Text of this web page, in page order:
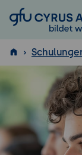
GFU Cyrus